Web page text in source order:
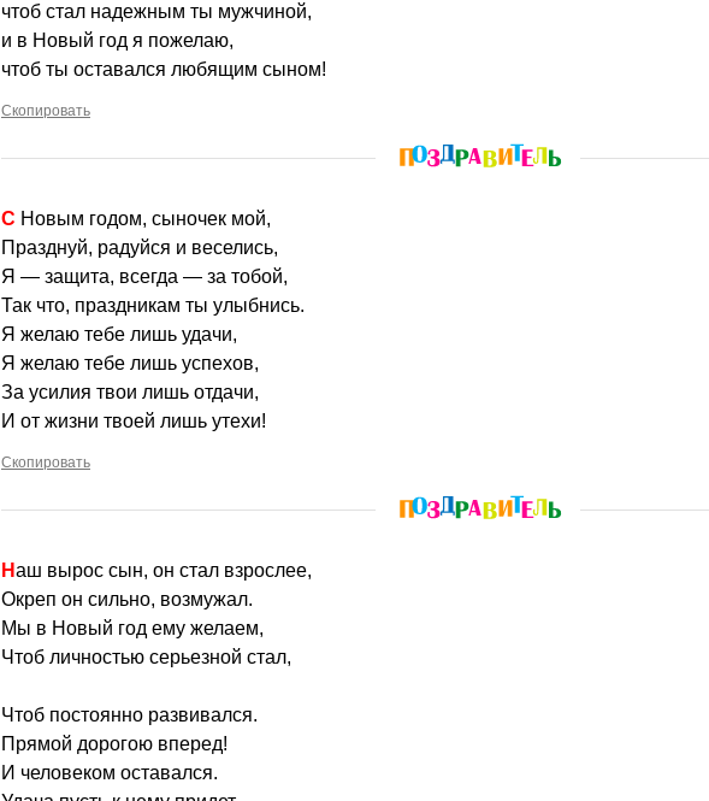
чтоб стал надежным ты мужчиной,
и в Новый год я пожелаю,
чтоб ты оставался любящим сыном!
Скопировать
С Новым годом, сыночек мой,
Празднуй, радуйся и веселись,
Я — защита, всегда — за тобой,
Так что, праздникам ты улыбнись.
Я желаю тебе лишь удачи,
Я желаю тебе лишь успехов,
За усилия твои лишь отдачи,
И от жизни твоей лишь утехи!
Скопировать
Наш вырос сын, он стал взрослее,
Окреп он сильно, возмужал.
Мы в Новый год ему желаем,
Чтоб личностью серьезной стал,
Чтоб постоянно развивался.
Прямой дорогою вперед!
И человеком оставался.